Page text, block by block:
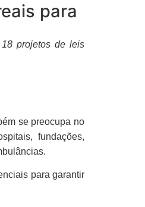
para
projetos de leis
se preocupa no
fundações,
para garantir